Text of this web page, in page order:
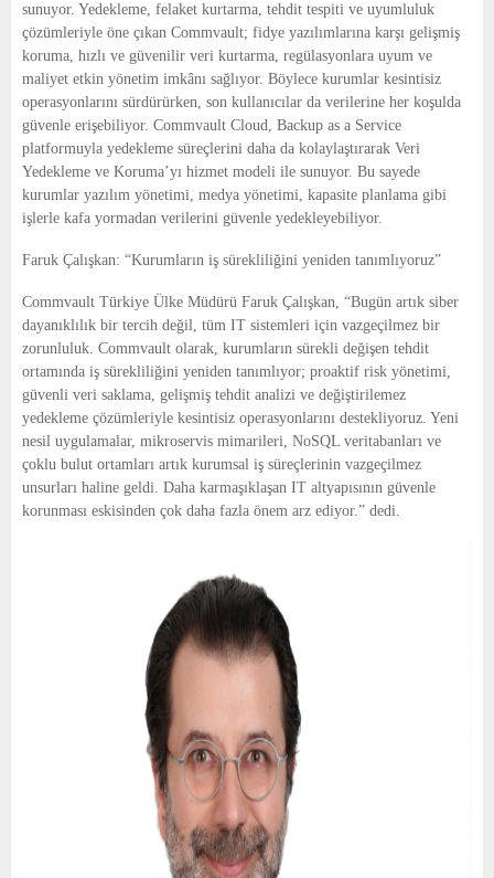
sunuyor. Yedekleme, felaket kurtarma, tehdit tespiti ve uyumluluk
çözümleriyle öne çıkan Commvault; fidye yazılımlarına karşı gelişmiş
koruma, hızlı ve güvenilir veri kurtarma, regülasyonlara uyum ve
maliyet etkin yönetim imkânı sağlıyor. Böylece kurumlar kesintisiz
operasyonlarını sürdürürken, son kullanıcılar da verilerine her koşulda
güvenle erişebiliyor. Commvault Cloud, Backup as a Service
platformuyla yedekleme süreçlerini daha da kolaylaştırarak Veri
Yedekleme ve Koruma’yı hizmet modeli ile sunuyor. Bu sayede
kurumlar yazılım yönetimi, medya yönetimi, kapasite planlama gibi
işlerle kafa yormadan verilerini güvenle yedekleyebiliyor.
Faruk Çalışkan: “Kurumların iş sürekliliğini yeniden tanımlıyoruz”
Commvault Türkiye Ülke Müdürü Faruk Çalışkan, “Bugün artık siber
dayanıklılık bir tercih değil, tüm IT sistemleri için vazgeçilmez bir
zorunluluk. Commvault olarak, kurumların sürekli değişen tehdit
ortamında iş sürekliliğini yeniden tanımlıyor; proaktif risk yönetimi,
güvenli veri saklama, gelişmiş tehdit analizi ve değiştirilemez
yedekleme çözümleriyle kesintisiz operasyonlarını destekliyoruz. Yeni
nesil uygulamalar, mikroservis mimarileri, NoSQL veritabanları ve
çoklu bulut ortamları artık kurumsal iş süreçlerinin vazgeçilmez
unsurları haline geldi. Daha karmaşıklaşan IT altyapısının güvenle
korunması eskisinden çok daha fazla önem arz ediyor.” dedi.